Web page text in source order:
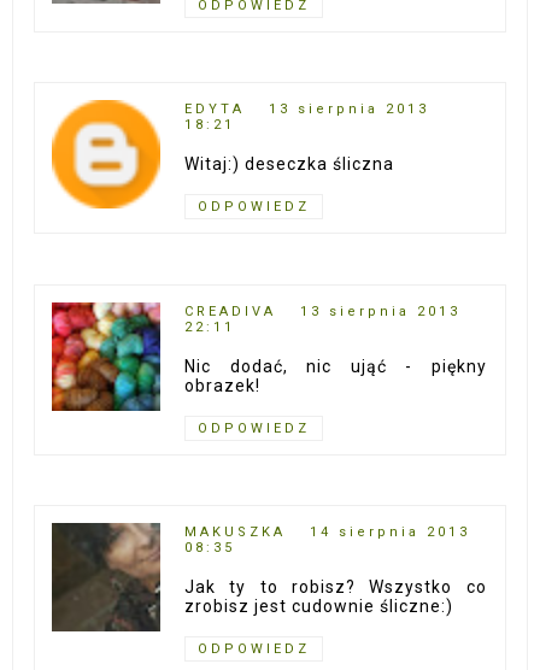
ODPOWIEDZ
EDYTA
13 sierpnia 2013
18:21
Witaj:) deseczka śliczna
ODPOWIEDZ
CREADIVA
13 sierpnia 2013
22:11
Nic dodać, nic ująć - piękny
obrazek!
ODPOWIEDZ
MAKUSZKA
14 sierpnia 2013
08:35
Jak ty to robisz? Wszystko co
zrobisz jest cudownie śliczne:)
ODPOWIEDZ